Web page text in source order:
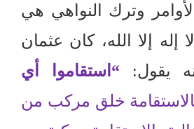
وترك النواهي هي
إلا الله، كان عثمان
يقول:
“ استقاموا أي
خلق مركب من